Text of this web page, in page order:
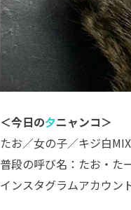
＜今日の夕ニャンコ＞
たお／女の子／キジ白
普段の呼び名：たお・た
インスタグラムアカウ